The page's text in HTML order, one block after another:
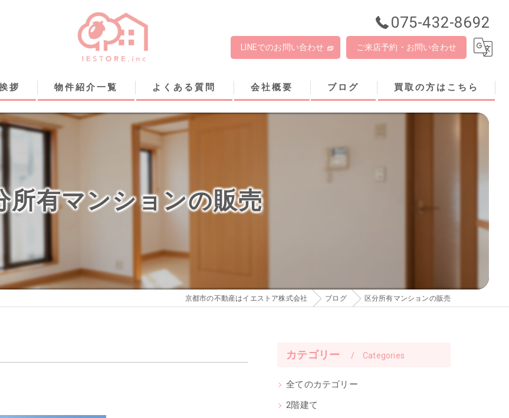
075-432-8692
LINEでのお問い合わせ ご来店予約・お問い合わせ
拶 物件紹介一覧 よくある質問 会社概要 ブログ 買取の方はこちら
所有マンションの販売
京都市の不動産はイエストア株式会社 ブログ 区分所有マンションの販売
カテゴリー Categories
全てのカテゴリー
2階建て